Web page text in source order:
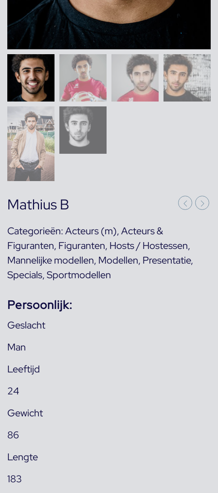
Mathius B
Categorieën:Acteurs (m),Acteurs &
Figuranten, Figuranten, Hosts / Hostessen,
Mannelijke modellen, Modellen, Presentatie,
Specials,Sportmodellen
Persoonlijk:
Geslacht
Man
Leeftijd
24
Gewicht
86
Lengte
183